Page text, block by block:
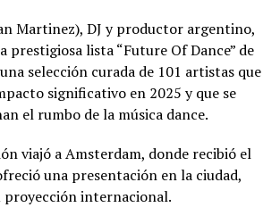
Martinez), DJ y productor argentino,
prestigiosa lista “Future Of Dance” de
selección curada de 101 artistas que
significativo en 2025 y que se
el rumbo de la música dance.
viajó a Amsterdam, donde recibió el
una presentación en la ciudad,
proyección internacional.